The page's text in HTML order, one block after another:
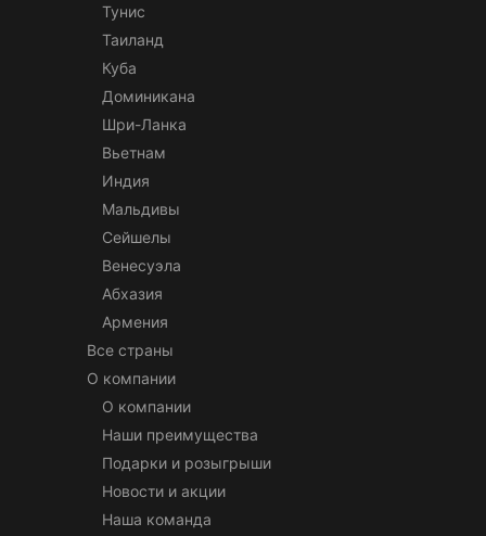
Тунис
Таиланд
Куба
Доминикана
Шри-Ланка
Вьетнам
Индия
Мальдивы
Сейшелы
Венесуэла
Абхазия
Армения
Все страны
О компании
О компании
Наши преимущества
Подарки и розыгрыши
Новости и акции
Наша команда